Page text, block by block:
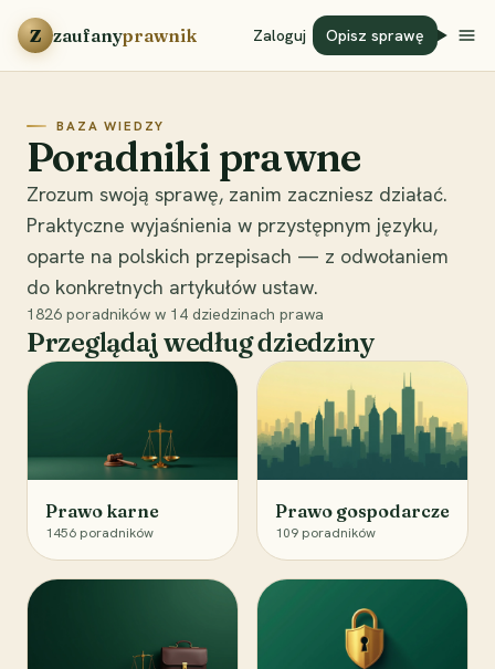
Przejdź do treści
Z zaufanyprawnik Zaloguj Opisz sprawę
BAZA WIEDZY
Poradniki prawne
Zrozum swoją sprawę, zanim zaczniesz działać.
Praktyczne wyjaśnienia w przystępnym języku,
oparte na polskich przepisach — z odwołaniem
do konkretnych artykułów ustaw.
1826 poradników w 14 dziedzinach prawa
Przeglądaj według dziedziny
Prawo karne
1456 poradników
Prawo gospodarcze
109 poradników